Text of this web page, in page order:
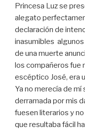
Princesa Luz se
alegato
declaración de
inasumibles
de una muerte
los compañeros fue
escéptico José, era
Ya no merecía de mí
derramada por mis
fuesen literarios y
que resultaba fácil